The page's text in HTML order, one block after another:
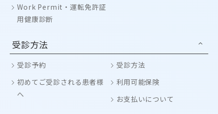
Work Permit・運転免許証
用健康診断
受診方法
受診予約
受診方法
初めてご受診される患者様
へ
利用可能保険
お支払いについて